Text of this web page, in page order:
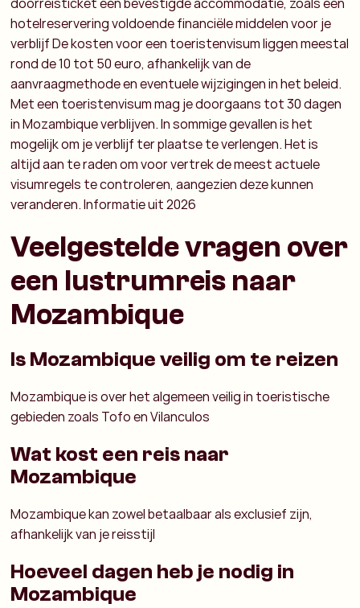
hotelreservering voldoende financiële middelen voor je
verblijf De kosten voor een toeristenvisum liggen meestal
rond de 10 tot 50 euro, afhankelijk van de
aanvraagmethode en eventuele wijzigingen in het beleid.
Met een toeristenvisum mag je doorgaans tot 30 dagen
in Mozambique verblijven. In sommige gevallen is het
mogelijk om je verblijf ter plaatse te verlengen. Het is
altijd aan te raden om voor vertrek de meest actuele
visumregels te controleren, aangezien deze kunnen
veranderen. Informatie uit 2026
Veelgestelde vragen over
een lustrumreis naar
Mozambique
Is Mozambique veilig om te reizen
Mozambique is over het algemeen veilig in toeristische
gebieden zoals Tofo en Vilanculos
Wat kost een reis naar
Mozambique
Mozambique kan zowel betaalbaar als exclusief zijn,
afhankelijk van je reisstijl
Hoeveel dagen heb je nodig in
Mozambique